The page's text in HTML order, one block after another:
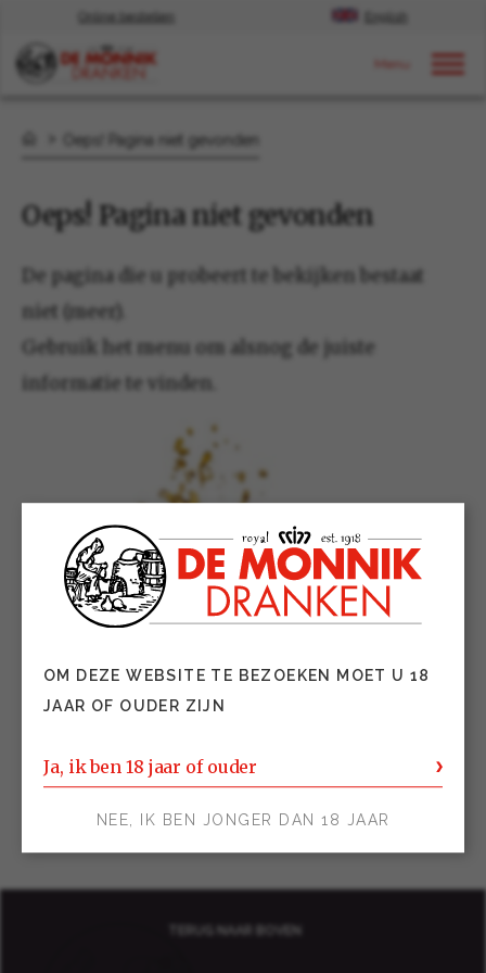
Online bestellen English
Oeps! Pagina niet gevonden
Oeps! Pagina niet gevonden
De pagina die u probeert te bekijken bestaat
niet (meer).
Gebruik het menu om alsnog de juiste
informatie te vinden.
OM DEZE WEBSITE TE BEZOEKEN MOET U 18
JAAR OF OUDER ZIJN
Ja, ik ben 18 jaar of ouder
NEE, IK BEN JONGER DAN 18 JAAR